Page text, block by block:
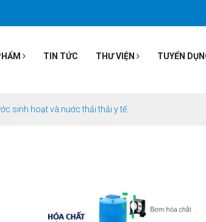
TIN TỨC THƯ VIỆN TUYỂN
sinh hoạt và nước thải thải y tế.